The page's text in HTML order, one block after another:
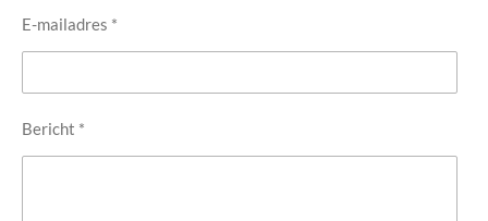
E-mailadres *
Bericht *